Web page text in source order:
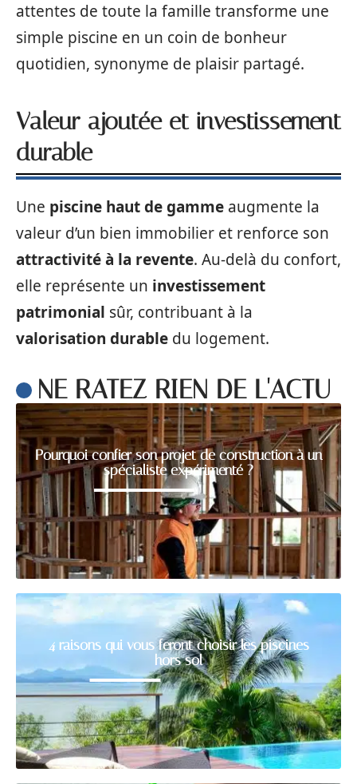
attentes de toute la famille transforme une
simple piscine en un coin de bonheur
quotidien, synonyme de plaisir partagé.
Valeur ajoutée et investissement
durable
Une piscine haut de gamme augmente la
valeur d’un bien immobilier et renforce son
attractivité à la revente. Au-delà du confort,
elle représente un investissement
patrimonial sûr, contribuant à la
valorisation durable du logement.
NE RATEZ RIEN DE L'ACTU
Pourquoi confier son projet de construction à un
spécialiste expérimenté ?
4 raisons qui vous feront choisir les piscines
hors sol